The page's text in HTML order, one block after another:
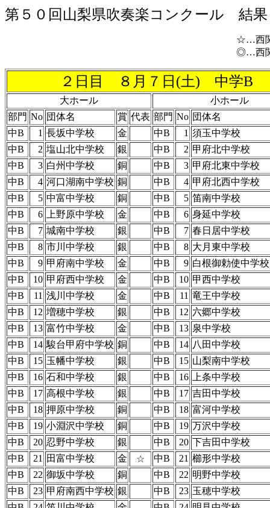
第５０回山梨県吹奏楽コンクール 結果
☆…西関東吹奏楽コン
◎…西関東吹奏楽フェス
２日目 ８月７日(土) 中学B
大ホール
小ホール
部門 No 団体名 賞 代表 部門 No 団体名
中B
1 長坂中学校 金 中B 1 須玉中学校
中B
2 塩山北中学校 銀 中B 2 甲府北中学校
中B
3 白州中学校 銅 中B 3 甲府北東中学校
中B
4 河口湖南中学校 銅 中B 4 甲府北西中学校
中B
5 中富中学校 銅 中B 5 笛南中学校
中B
6 上野原中学校 金 中B 6 身延中学校
中B
7 城南中学校 銀 中B 7 春日居中学校
中B
8 市川中学校 銀 中B 8 大月東中学校
中B
9 甲府南中学校 金 中B 9 白根御勅使中学校
中B
10 甲府西中学校 金 中B 10 甲西中学校
中B
11 浅川中学校 金 中B 11 竜王中学校
中B
12 増穂中学校 銀 中B 12 六郷中学校
中B
13 富竹中学校 金 中B 13 泉中学校
中B
14 駿台甲府中学校 銅 中B 14 八田中学校
中B
15 玉幡中学校 銀 中B 15 山梨南中学校
中B
16 石和中学校 銀 中B 16
上条中学校
中B
17 高根中学校 銀 中B 17 吉田中学校
中B
18 押原中学校 銅 中B 18 富河中学校
中B
19 小淵沢中学校 銅 中B 19 万沢中学校
中B
20 忍野中学校 銀 中B 20 下吉田中学校
中B
21 田富中学校 金 ☆ 中B 21 櫛形中学校
中B
22 御坂中学校 銅 中B 22 明野中学校
中B
23 甲府南西中学校 銀 中B 23 玉穂中学校